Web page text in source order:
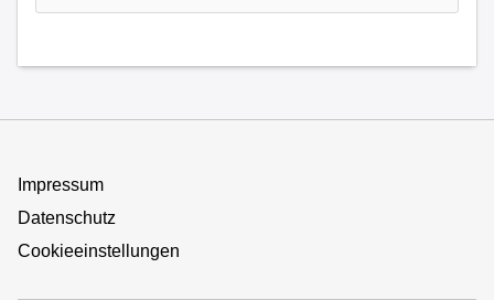
Impressum
Datenschutz
Cookieeinstellungen